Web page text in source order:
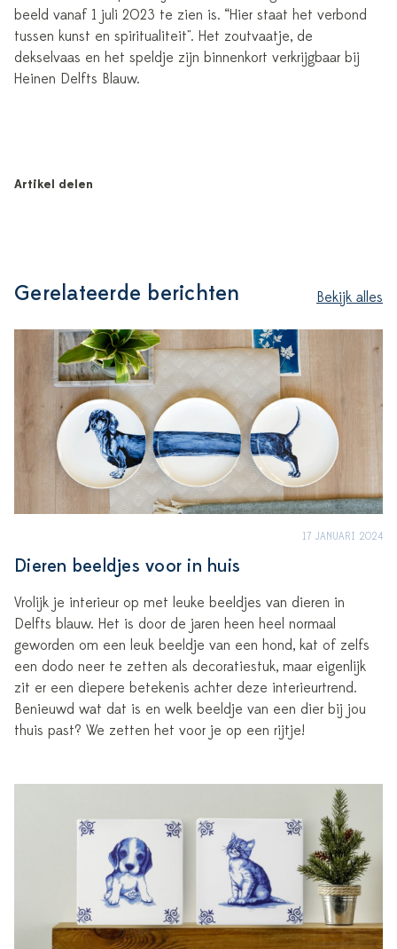
beeld vanaf 1 juli 2023 te zien is. “Hier staat het verbond
tussen kunst en spiritualiteit". Het zoutvaatje, de
dekselvaas en het speldje zijn binnenkort verkrijgbaar bij
Heinen Delfts Blauw.
Artikel delen
Gerelateerde berichten Bekijk alles
17 JANUARI 2024
Dieren beeldjes voor in huis
Vrolijk je interieur op met leuke beeldjes van dieren in
Delfts blauw. Het is door de jaren heen heel normaal
geworden om een leuk beeldje van een hond, kat of zelfs
een dodo neer te zetten als decoratiestuk, maar eigenlijk
zit er een diepere betekenis achter deze interieurtrend.
Benieuwd wat dat is en welk beeldje van een dier bij jou
thuis past? We zetten het voor je op een rijtje!